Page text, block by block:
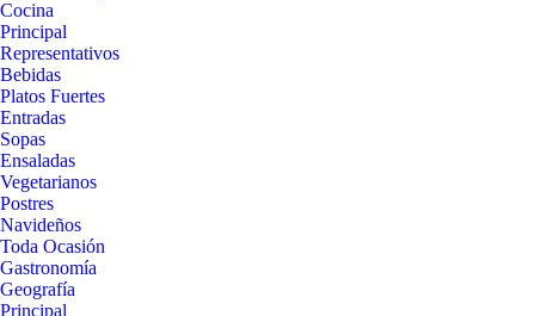
Cocina
Principal
Representativos
Bebidas
Platos Fuertes
Entradas
Sopas
Ensaladas
Vegetarianos
Postres
Navideños
Toda Ocasión
Gastronomía
Geografía
Principal